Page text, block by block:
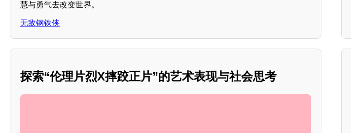
慧与勇气去改变世界。
无敌钢铁侠
探索“伦理片烈X摔跤正片”的艺术表现与社会思考